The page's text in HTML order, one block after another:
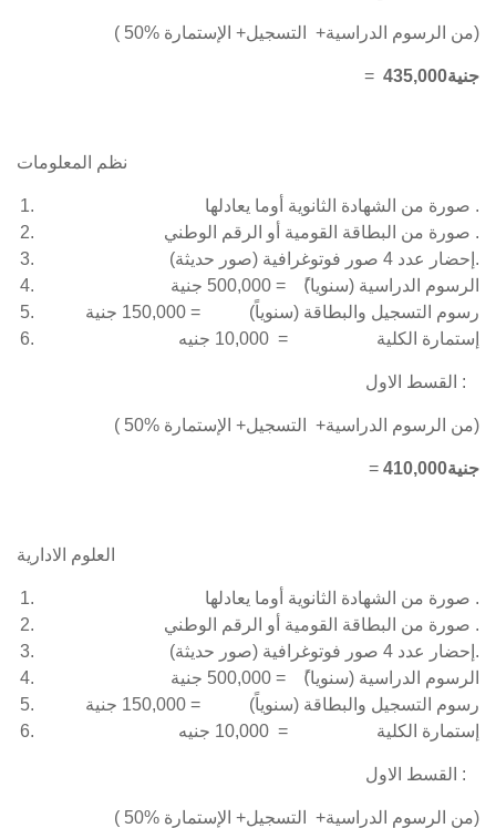
( 50% من الرسوم الدراسية+ التسجيل+ الإستمارة)
= 435,000جنية
نظم المعلومات
صورة من الشهادة الثانوية أوما يعادلها .
صورة من البطاقة القومية أو الرقم الوطني .
إحضار عدد 4 صور فوتوغرافية (صور حديثة).
الرسوم الدراسية (سنويا)ً = 500,000 جنية
رسوم التسجيل والبطاقة (سنوياً) = 150,000 جنية
إستمارة الكلية = 10,000 جنيه
القسط الاول :
( 50% من الرسوم الدراسية+ التسجيل+ الإستمارة)
= 410 ,000جنية
العلوم الادارية
صورة من الشهادة الثانوية أوما يعادلها .
صورة من البطاقة القومية أو الرقم الوطني .
إحضار عدد 4 صور فوتوغرافية (صور حديثة).
الرسوم الدراسية (سنويا)ً = 500,000 جنية
رسوم التسجيل والبطاقة (سنوياً) = 150,000 جنية
إستمارة الكلية = 10,000 جنيه
القسط الاول :
( 50% من الرسوم الدراسية+ التسجيل+ الإستمارة)